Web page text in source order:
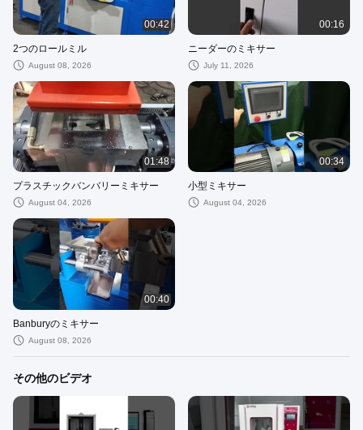
00:42
2つのロールミル
August 08, 2026
00:16
ニーダーのミキサー
July 11, 2026
01:48
プラスチックバンバリーミキサー
August 04, 2026
00:34
小型ミキサー
August 04, 2026
00:40
Banburyのミキサー
August 08, 2026
その他のビデオ